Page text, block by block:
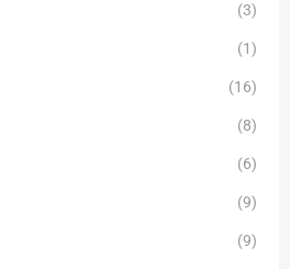
(3)
(1)
(16)
(8)
(6)
(9)
(9)